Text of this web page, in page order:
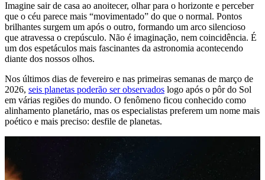
Imagine sair de casa ao anoitecer, olhar para o horizonte e perceber
que o céu parece mais “movimentado” do que o normal. Pontos
brilhantes surgem um após o outro, formando um arco silencioso
que atravessa o crepúsculo. Não é imaginação, nem coincidência. É
um dos espetáculos mais fascinantes da astronomia acontecendo
diante dos nossos olhos.
Nos últimos dias de fevereiro e nas primeiras semanas de março de
2026, seis planetas poderão ser observados logo após o pôr do Sol
em várias regiões do mundo. O fenômeno ficou conhecido como
alinhamento planetário, mas os especialistas preferem um nome mais
poético e mais preciso: desfile de planetas.